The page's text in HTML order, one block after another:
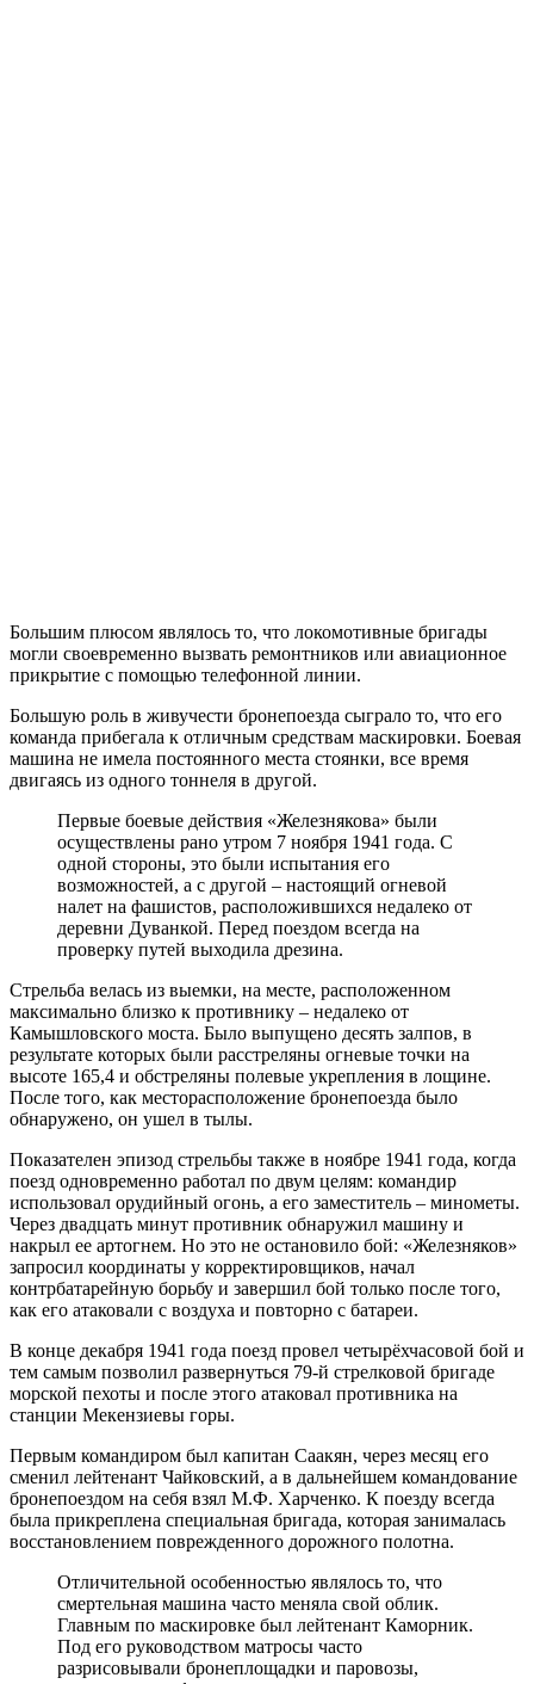
Большим плюсом являлось то, что локомотивные бригады
могли своевременно вызвать ремонтников или авиационное
прикрытие с помощью телефонной линии.
Большую роль в живучести бронепоезда сыграло то, что его
команда прибегала к отличным средствам маскировки. Боевая
машина не имела постоянного места стоянки, все время
двигаясь из одного тоннеля в другой.
Первые боевые действия «Железнякова» были
осуществлены рано утром 7 ноября 1941 года. С
одной стороны, это были испытания его
возможностей, а с другой – настоящий огневой
налет на фашистов, расположившихся недалеко от
деревни Дуванкой. Перед поездом всегда на
проверку путей выходила дрезина.
Стрельба велась из выемки, на месте, расположенном
максимально близко к противнику – недалеко от
Камышловского моста. Было выпущено десять залпов, в
результате которых были расстреляны огневые точки на
высоте 165,4 и обстреляны полевые укрепления в лощине.
После того, как месторасположение бронепоезда было
обнаружено, он ушел в тылы.
Показателен эпизод стрельбы также в ноябре 1941 года, когда
поезд одновременно работал по двум целям: командир
использовал орудийный огонь, а его заместитель – минометы.
Через двадцать минут противник обнаружил машину и
накрыл ее артогнем. Но это не остановило бой: «Железняков»
запросил координаты у корректировщиков, начал
контрбатарейную борьбу и завершил бой только после того,
как его атаковали с воздуха и повторно с батареи.
В конце декабря 1941 года поезд провел четырёхчасовой бой и
тем самым позволил развернуться 79-й стрелковой бригаде
морской пехоты и после этого атаковал противника на
станции Мекензиевы горы.
Первым командиром был капитан Саакян, через месяц его
сменил лейтенант Чайковский, а в дальнейшем командование
бронепоездом на себя взял М.Ф. Харченко. К поезду всегда
была прикреплена специальная бригада, которая занималась
восстановлением поврежденного дорожного полотна.
Отличительной особенностью являлось то, что
смертельная машина часто меняла свой облик.
Главным по маскировке был лейтенант Каморник.
Под его руководством матросы часто
разрисовывали бронеплощадки и паровозы,